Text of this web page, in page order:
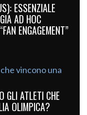
ESSENZIALE
AD HOC
ENGAGEMENT”
GLI ATLETI CHE
OLIMPICA?